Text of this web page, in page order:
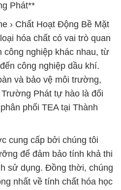
Phát**
› Chất Hoạt Động Bề Mặt
hóa chất có vai trò quan
công nghiệp khác nhau, từ
công nghiệp dầu khí.
và bảo vệ môi trường,
Phát tự hào là đối
phối TEA tại Thành
cung cấp bởi chúng tôi
để đảm bảo tính khả thi
sử dụng. Đồng thời, chúng
nhất về tính chất hóa học